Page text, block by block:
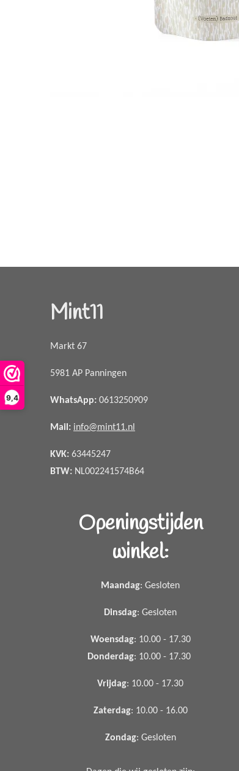
9,4
Mint11
Markt 67
5981 AP Panningen
WhatsApp: 0613250909
Mail: info@mint11.nl
KVK: 63445247
BTW: NL002241574B64
Openingstijden
winkel:
Maandag: Gesloten
Dinsdag: Gesloten
Woensdag: 10.00 - 17.30
Donderdag: 10.00 - 17.30
Vrijdag: 10.00 - 17.30
Zaterdag: 10.00 - 16.00
Zondag: Gesloten